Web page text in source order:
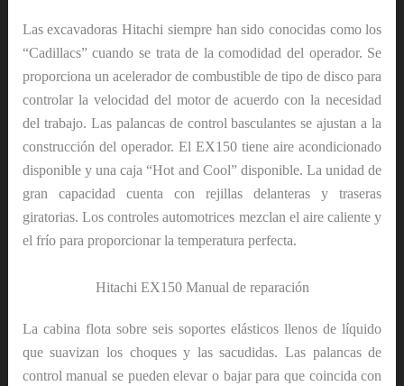
Las excavadoras Hitachi siempre han sido conocidas como los
“Cadillacs” cuando se trata de la comodidad del operador. Se
proporciona un acelerador de combustible de tipo de disco para
controlar la velocidad del motor de acuerdo con la necesidad
del trabajo. Las palancas de control basculantes se ajustan a la
construcción del operador. El EX150 tiene aire acondicionado
disponible y una caja “Hot and Cool” disponible. La unidad de
gran capacidad cuenta con rejillas delanteras y traseras
giratorias. Los controles automotrices mezclan el aire caliente y
el frío para proporcionar la temperatura perfecta.
Hitachi EX150 Manual de reparación
La cabina flota sobre seis soportes elásticos llenos de líquido
que suavizan los choques y las sacudidas. Las palancas de
control manual se pueden elevar o bajar para que coincida con